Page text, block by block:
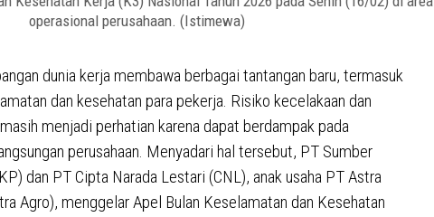
operasional perusahaan. (Istimewa)
dunia kerja membawa berbagai tantangan baru, termasuk
dan kesehatan para pekerja. Risiko kecelakaan dan
menjadi perhatian karena dapat berdampak pada
perusahaan. Menyadari hal tersebut, PT Sumber
dan PT Cipta Narada Lestari (CNL), anak usaha PT Astra
Agro), menggelar Apel Bulan Keselamatan dan Kesehatan